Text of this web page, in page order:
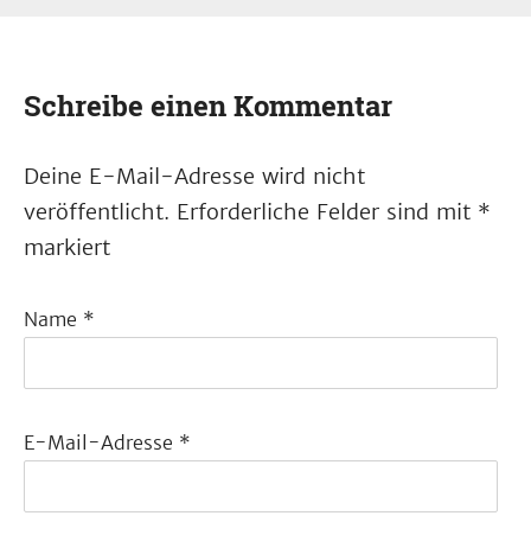
Schreibe einen Kommentar
Deine E-Mail-Adresse wird nicht
veröffentlicht. Erforderliche Felder sind mit *
markiert
Name *
E-Mail-Adresse *